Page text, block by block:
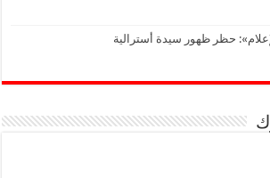
حظر ظهور سيدة أسترالية